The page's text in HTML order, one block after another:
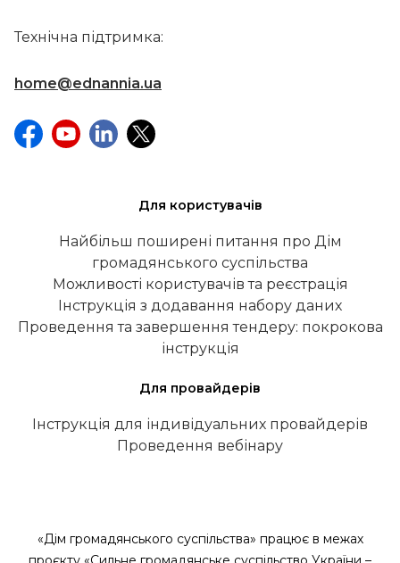
Технічна підтримка:
home@ednannia.ua
Для користувачів
Найбільш поширені питання про Дім
громадянського суспільства
Можливості користувачів та реєстрація
Інструкція з додавання набору даних
Проведення та завершення тендеру: покрокова
інструкція
Для провайдерів
Інструкція для індивідуальних провайдерів
Проведення вебінару
«Дім громадянського суспільства» працює в межах